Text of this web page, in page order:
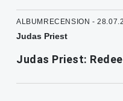
ALBUMRECENSION -
Judas Priest
Judas Priest: